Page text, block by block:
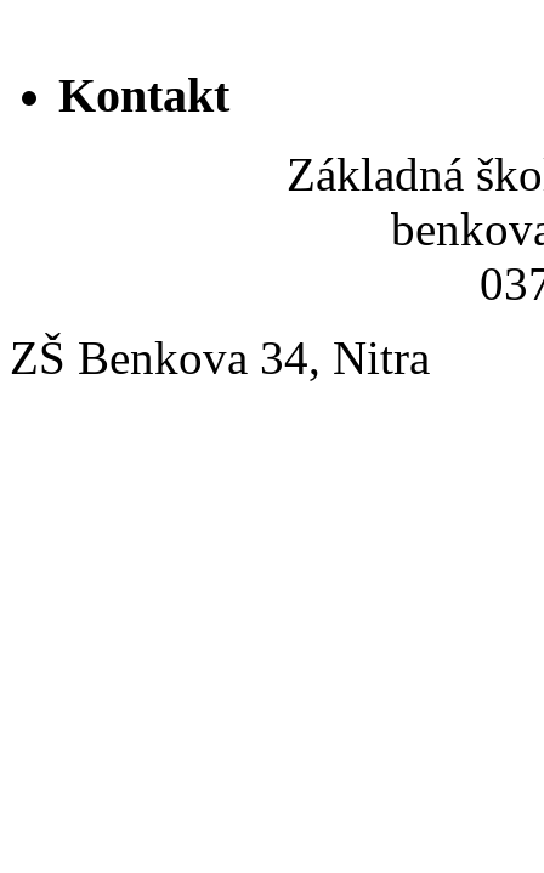
Kontakt
Základná
ZŠ Benkova 34, Nitra